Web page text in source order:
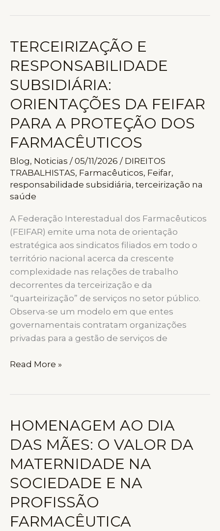
DE
SAÚDE
NA
QUALIDADE
DE
VIDA
E
PRODUTIVIDADE
DO
FARMACÊUTICO
TERCEIRIZAÇÃO E
RESPONSABILIDADE
SUBSIDIÁRIA:
ORIENTAÇÕES DA FEIFAR
PARA A PROTEÇÃO DOS
FARMACÊUTICOS
Blog, Noticias /05/11/2026 / DIREITOS
TRABALHISTAS, Farmacêuticos, Feifar,
responsabilidade subsidiária, terceirização na
saúde
A Federação Interestadual dos Farmacêuticos
(FEIFAR) emite uma nota de orientação
estratégica aos sindicatos filiados em todo o
território nacional acerca da crescente
complexidade nas relações de trabalho
decorrentes da terceirização e da
“quarteirização” de serviços no setor público.
Observa-se um modelo em que entes
governamentais contratam organizações
privadas para a gestão de serviços de
TERCEIRIZAÇÃO
DA
FEIFAR
PARA
A
PROTEÇÃO
DOS
FARMACÊUTICOS
Read More »
HOMENAGEM AO DIA
DAS MÃES: O VALOR DA
MATERNIDADE NA
SOCIEDADE E NA
PROFISSÃO
FARMACÊUTICA